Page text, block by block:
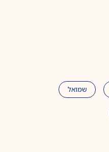
שמואל